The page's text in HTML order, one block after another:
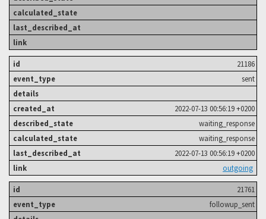
21186
sent
2022-07-13 00:56:19 +0200
waiting_response
waiting_response
2022-07-13 00:56:19 +0200
outgoing
21761
followup_sent